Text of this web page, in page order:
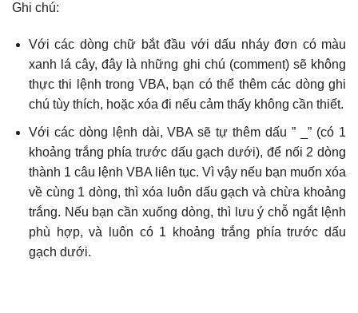
Ghi chú:
Với các dòng chữ bắt đầu với dấu nháy đơn có màu
xanh lá cây, đây là những ghi chú (comment) sẽ không
thực thi lệnh trong VBA, bạn có thể thêm các dòng ghi
chú tùy thích, hoặc xóa đi nếu cảm thấy không cần thiết.
Với các dòng lệnh dài, VBA sẽ tự thêm dấu ” _” (có 1
khoảng trắng phía trước dấu gạch dưới), để nối 2 dòng
thành 1 câu lệnh VBA liên tục. Vì vậy nếu bạn muốn xóa
về cùng 1 dòng, thì xóa luôn dấu gạch và chừa khoảng
trắng. Nếu bạn cần xuống dòng, thì lưu ý chỗ ngắt lệnh
phù hợp, và luôn có 1 khoảng trắng phía trước dấu
gạch dưới.